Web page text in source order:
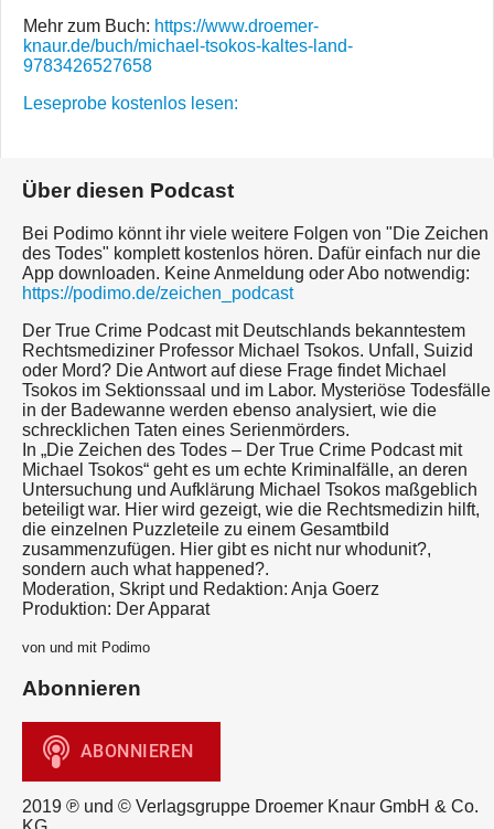
Mehr zum Buch: https://www.droemer-
knaur.de/buch/michael-tsokos-kaltes-land-
9783426527658
Leseprobe kostenlos lesen:
Über diesen Podcast
Bei Podimo könnt ihr viele weitere Folgen von "Die Zeichen
des Todes" komplett kostenlos hören. Dafür einfach nur die
App downloaden. Keine Anmeldung oder Abo notwendig:
https://podimo.de/zeichen_podcast
Der True Crime Podcast mit Deutschlands bekanntestem
Rechtsmediziner Professor Michael Tsokos. Unfall, Suizid
oder Mord? Die Antwort auf diese Frage findet Michael
Tsokos im Sektionssaal und im Labor. Mysteriöse Todesfälle
in der Badewanne werden ebenso analysiert, wie die
schrecklichen Taten eines Serienmörders.
In „Die Zeichen des Todes – Der True Crime Podcast mit
Michael Tsokos“ geht es um echte Kriminalfälle, an deren
Untersuchung und Aufklärung Michael Tsokos maßgeblich
beteiligt war. Hier wird gezeigt, wie die Rechtsmedizin hilft,
die einzelnen Puzzleteile zu einem Gesamtbild
zusammenzufügen. Hier gibt es nicht nur whodunit?,
sondern auch what happened?.
Moderation, Skript und Redaktion: Anja Goerz
Produktion: Der Apparat
von und mit Podimo
Abonnieren
2019 ℗ und © Verlagsgruppe Droemer Knaur GmbH & Co.